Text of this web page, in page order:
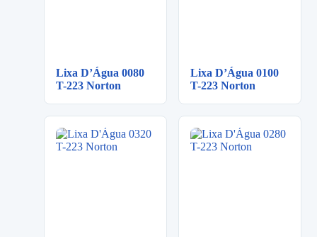
Lixa D’Água 0080
T-223 Norton
Lixa D’Água 0100
T-223 Norton